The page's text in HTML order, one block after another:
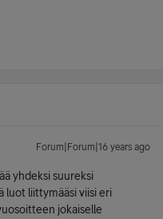
Forum|Forum|16 years ago
yhdeksi suureksi
luot liittymääsi viisi eri
jokaiselle